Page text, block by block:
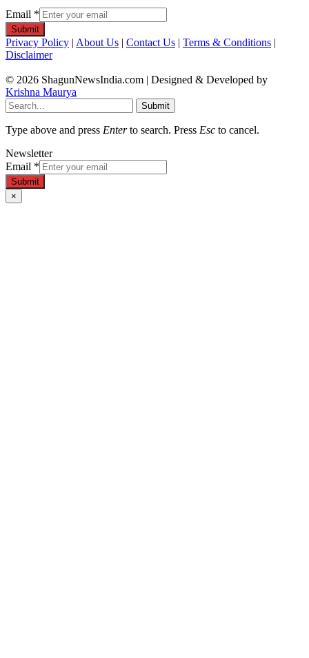
Email *
Submit
Privacy Policy | About Us | Contact Us | Terms & Conditions |
Disclaimer
© 2026 ShagunNewsIndia.com | Designed & Developed by
Krishna Maurya
Submit
Type above and press Enterto search. Press Esc to cancel.
Newsletter
Email *
Submit
×